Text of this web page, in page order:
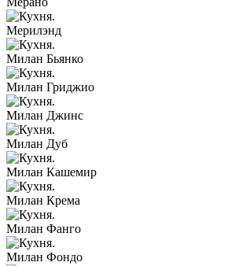
Мерилэнд
Милан Бьянко
Милан Гриджио
Милан Джинс
Милан Дуб
Милан Кашемир
Милан Крема
Милан Фанго
Милан Фондо